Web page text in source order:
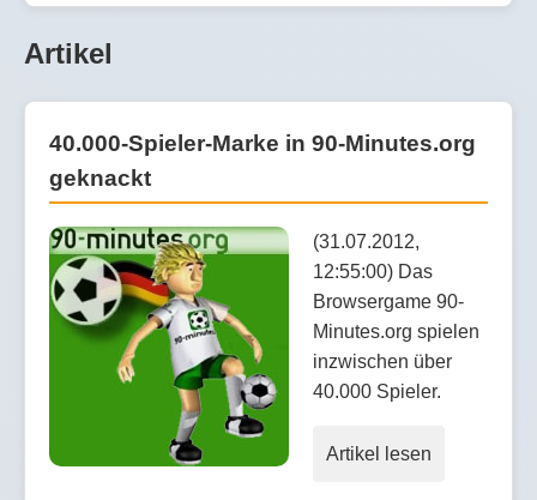
Artikel
40.000-Spieler-Marke in 90-Minutes.org
geknackt
(31.07.2012,
12:55:00) Das
Browsergame 90-
Minutes.org spielen
inzwischen über
40.000 Spieler.
Artikel lesen